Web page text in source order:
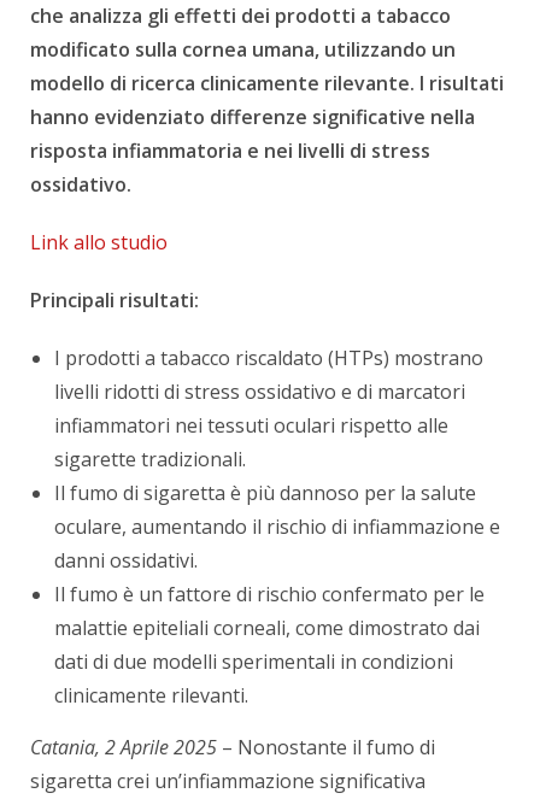
che analizza gli effetti dei prodotti a tabacco
modificato sulla cornea umana, utilizzando un
modello di ricerca clinicamente rilevante. I risultati
hanno evidenziato differenze significative nella
risposta infiammatoria e nei livelli di stress
ossidativo.
Link allo studio
Principali risultati:
I prodotti a tabacco riscaldato (HTPs) mostrano
livelli ridotti di stress ossidativo e di marcatori
infiammatori nei tessuti oculari rispetto alle
sigarette tradizionali.
Il fumo di sigaretta è più dannoso per la salute
oculare, aumentando il rischio di infiammazione e
danni ossidativi.
Il fumo è un fattore di rischio confermato per le
malattie epiteliali corneali, come dimostrato dai
dati di due modelli sperimentali in condizioni
clinicamente rilevanti.
Catania, 2 Aprile 2025 – Nonostante il fumo di
sigaretta crei un’infiammazione significativa